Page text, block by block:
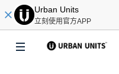
Urban Units
立刻使用官方APP